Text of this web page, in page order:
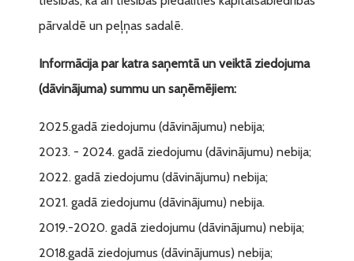
pārvaldē un peļņas sadalē.
Informācija par katra saņemtā un veiktā ziedojuma
(dāvinājuma) summu un saņēmējiem:
2025.gadā ziedojumu (dāvinājumu) nebija;
2023. - 2024. gadā ziedojumu (dāvinājumu) nebija;
2022. gadā ziedojumu (dāvinājumu) nebija;
2021. gadā ziedojumu (dāvinājumu) nebija.
2019.-2020. gadā ziedojumu (dāvinājumu) nebija;
2018.gadā ziedojumus (dāvinājumus) nebija;